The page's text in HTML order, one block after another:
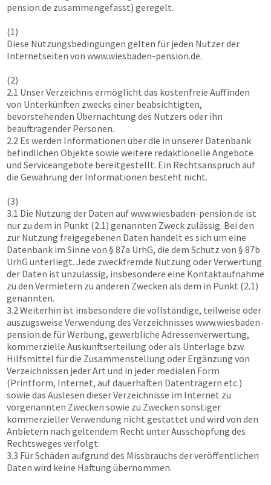
pension.de zusammengefasst) geregelt.
(1)
Diese Nutzungsbedingungen gelten für jeden Nutzer der
Internetseiten von www.wiesbaden-pension.de.
(2)
2.1 Unser Verzeichnis ermöglicht das kostenfreie Auffinden
von Unterkünften zwecks einer beabsichtigten,
bevorstehenden Übernachtung des Nutzers oder ihn
beauftragender Personen.
2.2 Es werden Informationen über die in unserer Datenbank
befindlichen Objekte sowie weitere redaktionelle Angebote
und Serviceangebote bereitgestellt. Ein Rechtsanspruch auf
die Gewährung der Informationen besteht nicht.
(3)
3.1 Die Nutzung der Daten aufwww.wiesbaden-pension.de ist
nur zu dem in Punkt (2.1) genannten Zweck zulässig. Bei den
zur Nutzung freigegebenen Daten handelt es sich um eine
Datenbank im Sinne von § 87a UrhG, die dem Schutz von § 87b
UrhG unterliegt. Jede zweckfremde Nutzung oder Verwertung
der Daten ist unzulässig, insbesondere eine Kontaktaufnahme
zu den Vermietern zu anderen Zwecken als dem in Punkt (2.1)
genannten.
3.2 Weiterhin ist insbesondere die vollständige, teilweise oder
auszugsweise Verwendung des Verzeichnisses www.wiesbaden-
pension.de für Werbung, gewerbliche Adressenverwertung,
kommerzielle Auskunftserteilung oder als Unterlage bzw.
Hilfsmittel für die Zusammenstellung oder Ergänzung von
Verzeichnissen jeder Art und in jeder medialen Form
(Printform, Internet, auf dauerhaften Datenträgern etc.)
sowie das Auslesen dieser Verzeichnisse im Internet zu
vorgenannten Zwecken sowie zu Zwecken sonstiger
kommerzieller Verwendung nicht gestattet und wird von den
Anbietern nach geltendem Recht unter Ausschöpfung des
Rechtsweges verfolgt.
3.3 Für Schäden aufgrund des Missbrauchs der veröffentlichen
Daten wird keine Haftung übernommen.